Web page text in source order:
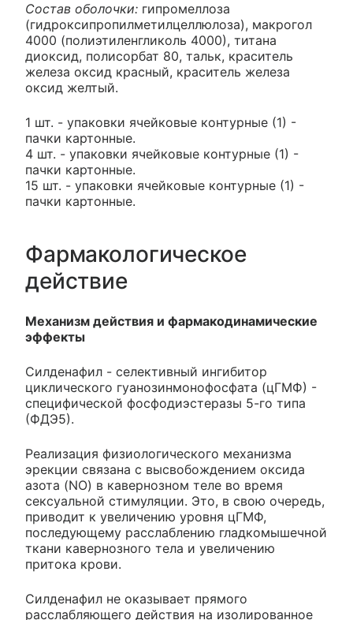
Состав оболочки: гипромеллоза
(гидроксипропилметилцеллюлоза), макрогол
4000 (полиэтиленгликоль 4000), титана
диоксид, полисорбат 80, тальк, краситель
железа оксид красный, краситель железа
оксид желтый.
1 шт. - упаковки ячейковые контурные (1) -
пачки картонные.
4 шт. - упаковки ячейковые контурные (1) -
пачки картонные.
15 шт. - упаковки ячейковые контурные (1) -
пачки картонные.
Фармакологическое
действие
Механизм действия и фармакодинамические
эффекты
Силденафил - селективный ингибитор
циклического гуанозинмонофосфата (цГМФ) -
специфической фосфодиэстеразы 5-го типа
(ФДЭ5).
Реализация физиологического механизма
эрекции связана с высвобождением оксида
азота (NO) в кавернозном теле во время
сексуальной стимуляции. Это, в свою очередь,
приводит к увеличению уровня цГМФ,
последующему расслаблению гладкомышечной
ткани кавернозного тела и увеличению
притока крови.
Силденафил не оказывает прямого
расслабляющего действия на изолированное